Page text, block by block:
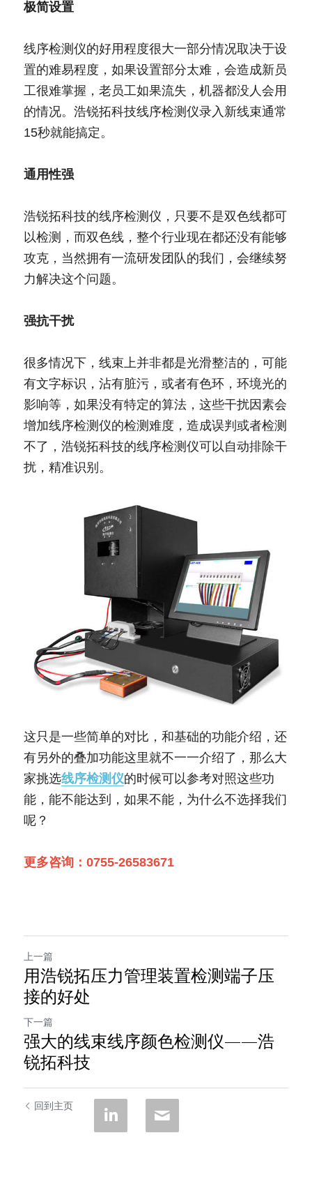
极简设置
线序检测仪的好用程度很大一部分情况取决于设
置的难易程度，如果设置部分太难，会造成新员
工很难掌握，老员工如果流失，机器都没人会用
的情况。浩锐拓科技线序检测仪录入新线束通常
15秒就能搞定。
通用性强
浩锐拓科技的线序检测仪，只要不是双色线都可
以检测，而双色线，整个行业现在都还没有能够
攻克，当然拥有一流研发团队的我们，会继续努
力解决这个问题。
强抗干扰
很多情况下，线束上并非都是光滑整洁的，可能
有文字标识，沾有脏污，或者有色环，环境光的
影响等，如果没有特定的算法，这些干扰因素会
增加线序检测仪的检测难度，造成误判或者检测
不了，浩锐拓科技的线序检测仪可以自动排除干
扰，精准识别。
这只是一些简单的对比，和基础的功能介绍，还
有另外的叠加功能这里就不一一介绍了，那么大
家挑选线序检测仪的时候可以参考对照这些功
能，能不能达到，如果不能，为什么不选择我们
呢？
更多咨询：0755-26583671
上一篇
用浩锐拓压力管理装置检测端子压
接的好处
下一篇
强大的线束线序颜色检测仪——浩
锐拓科技
回到主页